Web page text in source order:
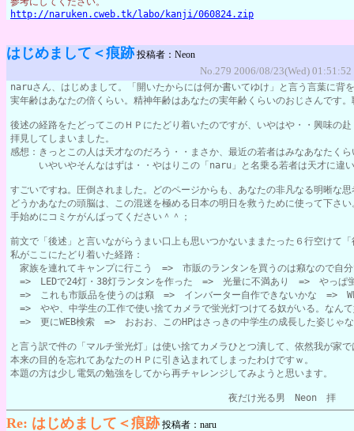
http://naruken.cweb.tk/labo/kanji/060824.zip
はじめまして＜痕跡投稿者：Neon
No.279 2006/08/23(Wed) 01:51:52
naruさん、はじめまして。「開いたからには何か書いてゆけ」と言う言葉に背
実年齢はあなたの倍くらい。精神年齢はあなたの実年齢くらいのおじさんです
後述の経路をたどってこのＨＰにたどり着いたのですが、いやはや・・興味の
拝見してしまいました。
感想：きっとこの人は天才なのだろう・・まさか、最近の若者はみなあなたく
いやいやそんなはずは・・やはりこの「naru」と名乗る若者は天才に違い
すごいですね。圧倒されました。どのページからも、あなたの非凡なる明晰な
どうかあなたの頭脳は、この混迷を極める日本の明日を救うために使って下さい
手始めにコミケがんばってください＾＾；
前文で「後述」と言いながらうまい口上も思いつかないままたった６行空けて
私がここにたどり着いた経路：
家族を連れてキャンプに行こう　=>　市販のランタンを買うのは癪なので自
=>　LEDで24灯・38灯ランタンを作った　=>　光量に不満あり　=>　やっぱ
=>　これも市販品を使うのは癪　=>　インバーター自作できないかな　=>　
=>　やや、中学生の工作で使い捨てカメラで蛍光灯つけてる奴がいる。なん
=>　更にWEB検索　=>　おおお、このHPはさっきの中学生の成長した姿じゃ
と言う訳で件の「マルチ蛍光灯」は使い捨てカメラひとつ潰して、依然我が家
本来の目的を忘れてあなたのＨＰに引き込まれてしまったわけですｗ。
本題の方は少し電気の勉強をしてから再チャレンジしてみようと思います。
夜だけ光る男　Neon　拝
Re: はじめまして＜痕跡投稿者：naru